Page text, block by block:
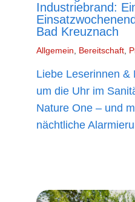
Industriebrand:
Bad Kreuznach
Allgemein Bereitschaft,
Liebe Leserinnen &
um die Uhr im
Nature One – und
nächtliche